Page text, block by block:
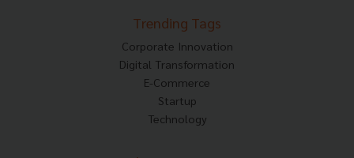
Trending Tags
Corporate Innovation
Digital Transformation
E-Commerce
Startup
Technology